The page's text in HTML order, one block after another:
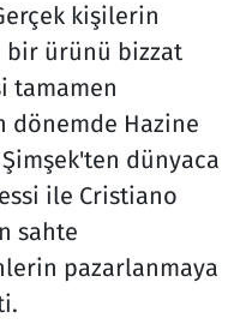
kişilerin
bir ürünü bizzat
tamamen
dönemde Hazine
dünyaca
ile Cristiano
sahte
pazarlanmaya